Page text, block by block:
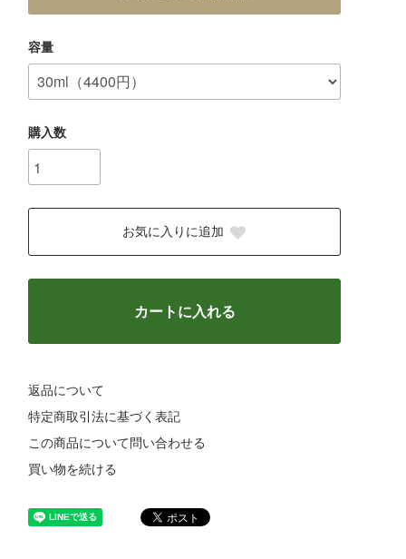
容量
購入数
お気に入りに追加
カートに入れる
返品について
特定商取引法に基づく表記
この商品について問い合わせる
買い物を続ける